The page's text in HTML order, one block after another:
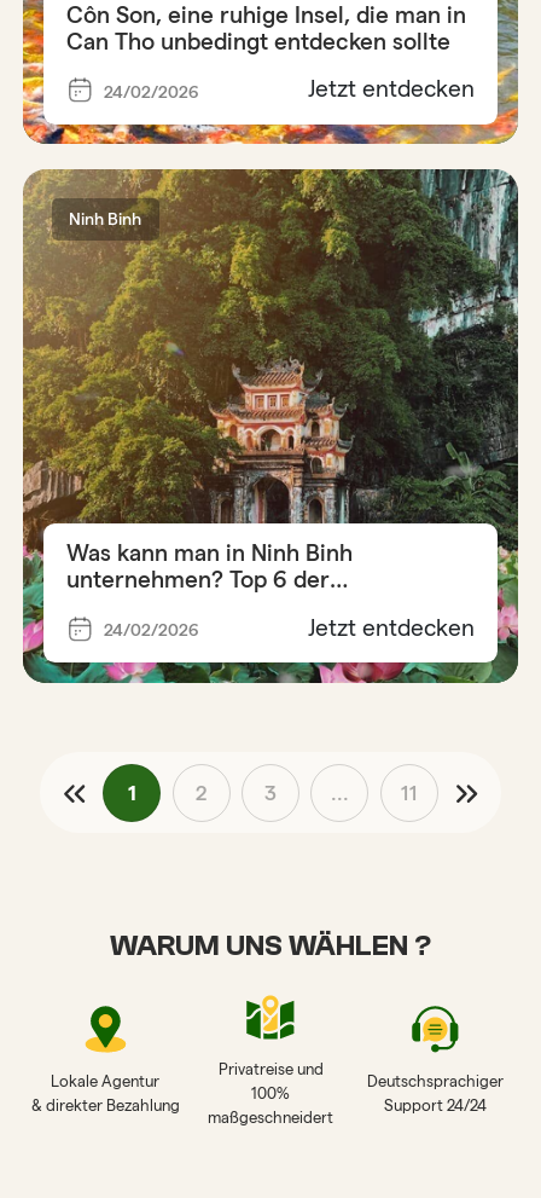
Côn Son, eine ruhige Insel, die man in
Can Tho unbedingt entdecken sollte
24/02/2026 Jetzt entdecken
Ninh Binh
Was kann man in Ninh Binh
unternehmen? Top 6 der
24/02/2026 Jetzt entdecken
1 2 3 ... 11
WARUM UNS WÄHLEN ?
Lokale Agentur
& direkter Bezahlung
Privatreise und
100%
maßgeschneidert
Deutschsprachiger
Support 24/24